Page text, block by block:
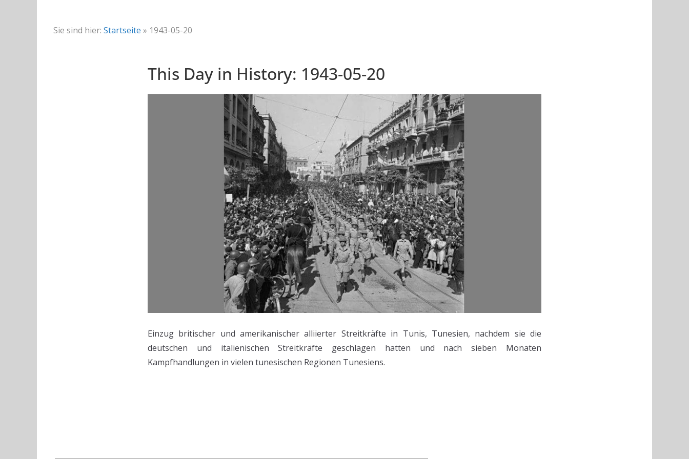
Sie sind hier: Startseite » 1943-05-20
This Day in History: 1943-05-20
Einzug britischer und amerikanischer alliierter Streitkräfte in Tunis, Tunesien, nachdem sie die
deutschen und italienischen Streitkräfte geschlagen hatten und nach sieben Monaten
Kampfhandlungen in vielen tunesischen Regionen Tunesiens.